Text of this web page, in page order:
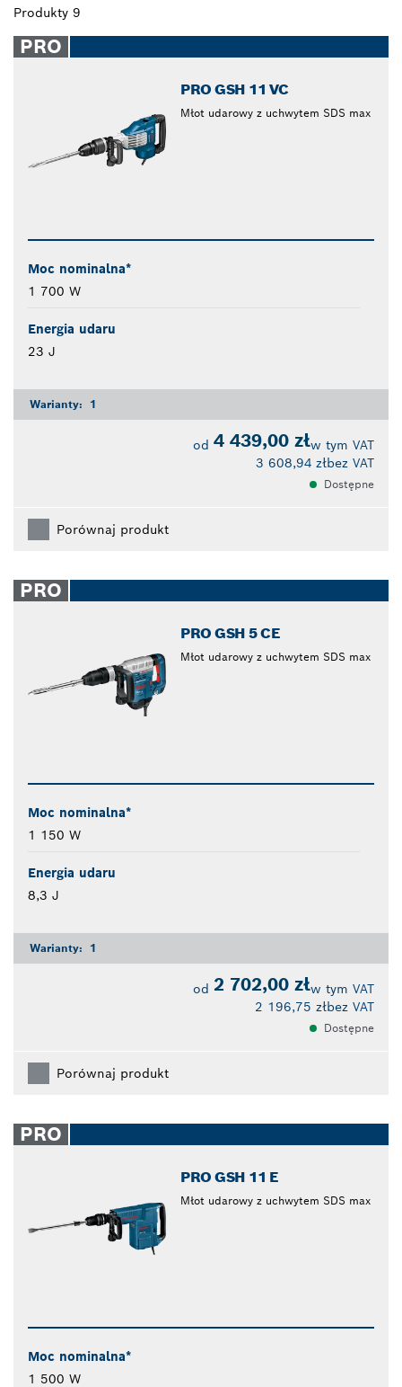
Produkty 9
PRO
PRO GSH 11 VC
Młot udarowy z uchwytem SDS max
Moc nominalna*
1 700 W
Energia udaru
23 J
Warianty: 1
od 4 439,00 złw tym VAT
3 608,94 złbez VAT
Dostępne
Porównaj produkt
PRO
PRO GSH 5 CE
Młot udarowy z uchwytem SDS max
Moc nominalna*
1 150 W
Energia udaru
8,3 J
Warianty: 1
od 2 702,00 złw tym VAT
2 196,75 złbez VAT
Dostępne
Porównaj produkt
PRO
PRO GSH 11 E
Młot udarowy z uchwytem SDS max
Moc nominalna*
1 500 W